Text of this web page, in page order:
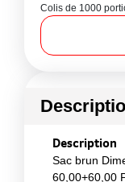
Colis de 1000
Description
Sac brun
60,00+60,00